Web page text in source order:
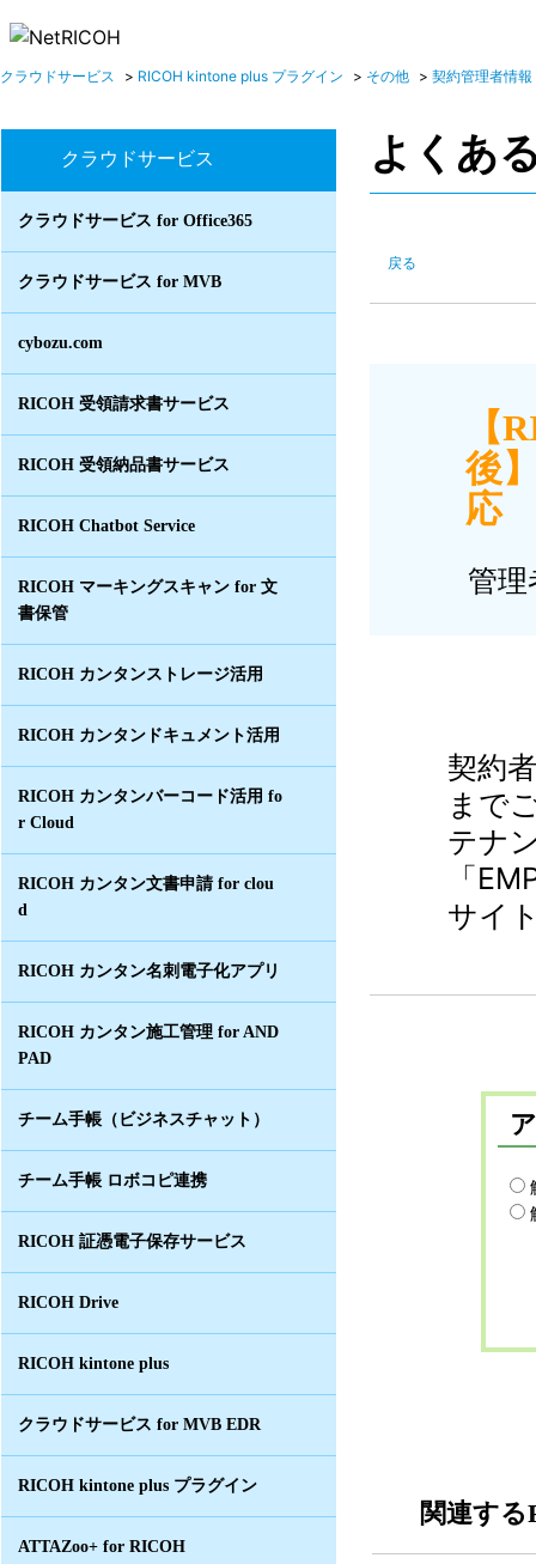
クラウドサービス > RICOH kintone plus プラグイン > その他 > 契約管理者情報
クラウドサービス
クラウドサービス for Office365
クラウドサービス for MVB
cybozu.com
RICOH 受領請求書サービス
RICOH 受領納品書サービス
RICOH Chatbot Service
RICOH マーキングスキャン for 文
書保管
RICOH カンタンストレージ活用
RICOH カンタンドキュメント活用
RICOH カンタンバーコード活用 fo
r Cloud
RICOH カンタン文書申請 for clou
d
RICOH カンタン名刺電子化アプリ
RICOH カンタン施工管理 for AND
PAD
チーム手帳（ビジネスチャット）
チーム手帳 ロボコピ連携
RICOH 証憑電子保存サービス
RICOH Drive
RICOH kintone plus
クラウドサービス for MVB EDR
RICOH kintone plus プラグイン
ATTAZoo+ for RICOH
よくあ
戻る
【
後
応
管
契約
まで
テナ
「
サイ
関連する